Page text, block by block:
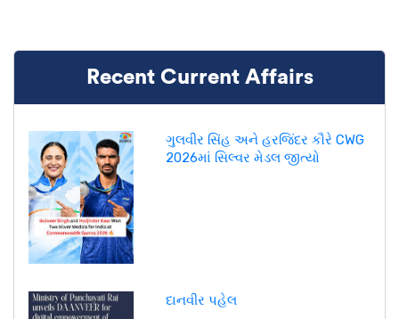
Recent Current Affairs
ગુલવીર સિંહ અને હરજિંદર કૌરે CWG
2026માં સિલ્વર મેડલ જીત્યો
દાનવીર પહેલ